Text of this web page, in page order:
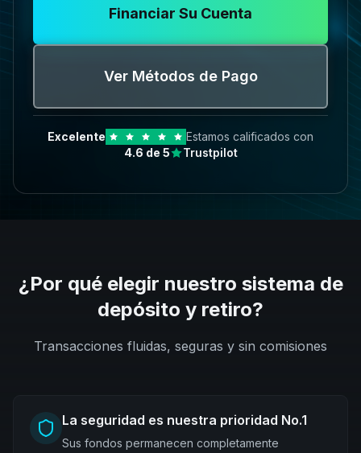
Financiar Su Cuenta
Ver Métodos de Pago
Excelente
Estamos calificados con
4.6 de 5 Trustpilot
¿Por qué elegir nuestro sistema de
depósito y retiro?
Transacciones fluidas, seguras y sin comisiones
La seguridad es nuestra prioridad No.1
Sus fondos permanecen completamente